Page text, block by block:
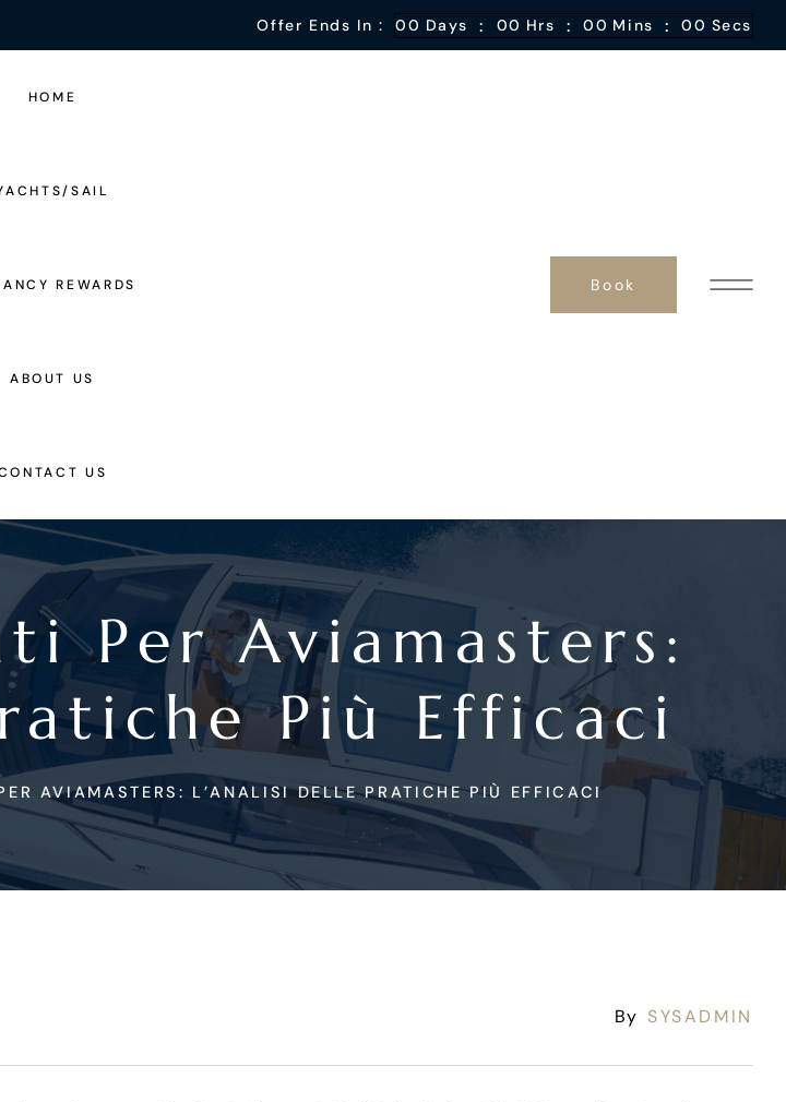
Offer Ends In : 00 Days : 00 Hrs : 00 Mins : 00 Secs
HOME
SAIL
REWARDS
ABOUT US
US
Book
Per Aviamasters:
Più Efficaci
AVIAMASTERS: L’ANALISI DELLE PRATICHE PIÙ EFFICACI
By SYSADMIN